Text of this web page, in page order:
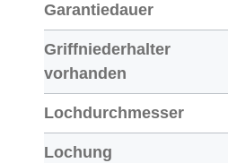
Garantiedauer
Griffniederhalter
vorhanden
Lochdurchmesser
Lochung